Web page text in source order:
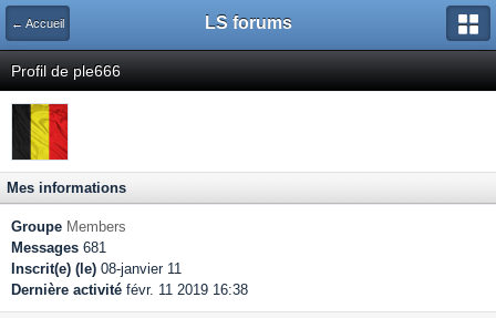
← Accueil LS forums
Profil de ple666
Mes informations
Groupe Members
Messages 681
Inscrit(e) (le) 08-janvier 11
Dernière activité févr. 11 2019 16:38